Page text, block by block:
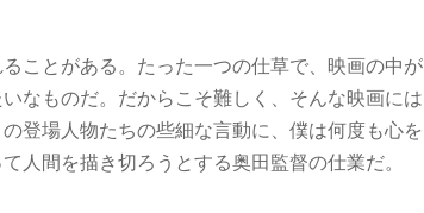
ことがある。たった一つの仕草で、映画の中が
なものだ。だからこそ難しく、そんな映画には
登場人物たちの些細な言動に、僕は何度も心を
人間を描き切ろうとする奥田監督の仕業だ。